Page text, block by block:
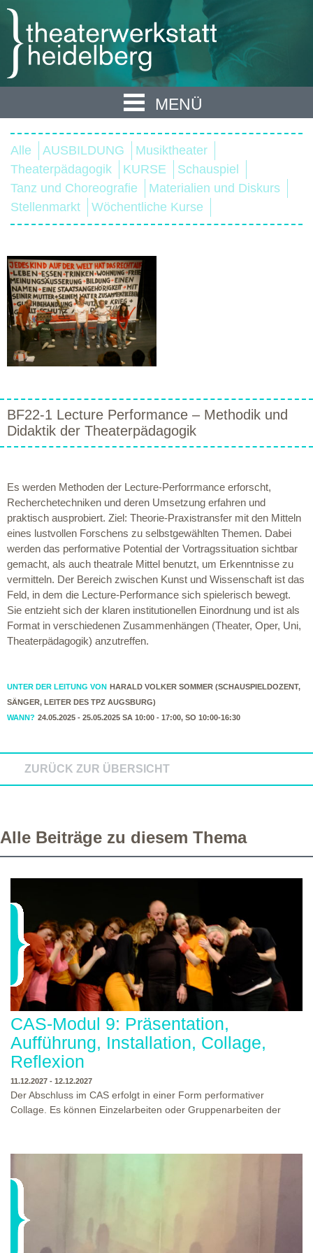
MENÜ
Alle AUSBILDUNG
Musiktheater
Theaterpädagogik
KURSE
Schauspiel
Tanz und Choreografie
Materialien und Diskurs
Stellenmarkt
Wöchentliche Kurse
BF22-1 Lecture Performance – Methodik und
Didaktik der Theaterpädagogik
Es werden Methoden der Lecture-Perforrmance erforscht,
Recherchetechniken und deren Umsetzung erfahren und
praktisch ausprobiert. Ziel: Theorie-Praxistransfer mit den Mitteln
eines lustvollen Forschens zu selbstgewählten Themen. Dabei
werden das performative Potential der Vortragssituation sichtbar
gemacht, als auch theatrale Mittel benutzt, um Erkenntnisse zu
vermitteln. Der Bereich zwischen Kunst und Wissenschaft ist das
Feld, in dem die Lecture-Performance sich spielerisch bewegt.
Sie entzieht sich der klaren institutionellen Einordnung und ist als
Format in verschiedenen Zusammenhängen (Theater, Oper, Uni,
Theaterpädagogik) anzutreffen.
UNTER DER LEITUNG VON
HARALD VOLKER SOMMER (SCHAUSPIELDOZENT,
SÄNGER, LEITER DES TPZ AUGSBURG)
WANN? 24.05.2025 - 25.05.2025 SA 10:00 - 17:00, SO 10:00-16:30
ZURÜCK ZUR ÜBERSICHT
Alle Beiträge zu diesem Thema
CAS-Modul 9: Präsentation,
Aufführung, Installation, Collage,
Reflexion
11.12.2027 - 12.12.2027
Der Abschluss im CAS erfolgt in einer Form performativer
Collage. Es können Einzelarbeiten oder Gruppenarbeiten der
Ausbildungsprogramm zu erleben. Die Studierenden des
oder Präsentation. Wir freuen uns über Begegnungen und
Gespräche an der performativen Collage.
WO?